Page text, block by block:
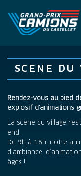
SCENE DU
Rendez-vous au pied
explosif d'animations
La scène du village
end.
De 9h à 18h, notre
d’ambiance,
âges !